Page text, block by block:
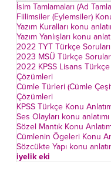
İsim Tamlamaları (Ad
Fiilimsiler (Eylemsiler)
Yazım Kuralları konu
Yazım Yanlışları konu
2022 TYT Türkçe
2023 MSÜ Türkçe
2022 KPSS Lisans
Çözümleri
Cümle Türleri (Cümle
Çözümleri
KPSS Türkçe Konu
Ses Olayları konu
Sözel Mantık Konu
Cümlenin Ögeleri Konu
Sözcükte Yapı konu
iyelik eki